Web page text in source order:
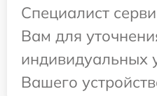
Специалист
Вам для
индивидуальных
Вашего